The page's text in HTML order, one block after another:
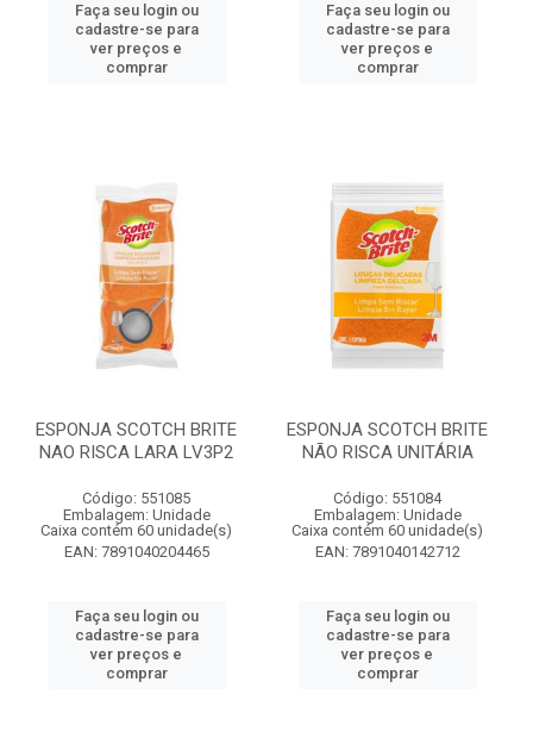
Faça seu login ou
cadastre-se para
ver preços e
comprar
Faça seu login ou
cadastre-se para
ver preços e
comprar
ESPONJA SCOTCH BRITE
NAO RISCA LARA LV3P2
Código: 551085
Embalagem: Unidade
Caixa contém 60 unidade(s)
EAN: 7891040204465
Faça seu login ou
cadastre-se para
ver preços e
comprar
ESPONJA SCOTCH BRITE
NÃO RISCA UNITÁRIA
Código: 551084
Embalagem: Unidade
Caixa contém 60 unidade(s)
EAN: 7891040142712
Faça seu login ou
cadastre-se para
ver preços e
comprar